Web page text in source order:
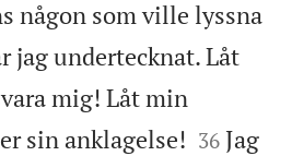
någon som ville lyssna
jag undertecknat. Låt
mig! Låt min
sin anklagelse! 

36 Jag